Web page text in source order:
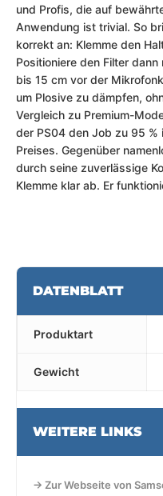
und Profis, die auf
Anwendung ist trivial. So
korrekt an: Klemme den
Positioniere den Filter
bis 15 cm vor der
um Plosive zu dämpfen,
Vergleich zu Premium-
der PS04 den Job zu 95 %
Preises. Gegenüber
durch seine zuverlässige
Klemme klar ab. Er
DATENBLATT
Produktart
Gewicht
WEITERE LINKS
→ Zur Webseite von